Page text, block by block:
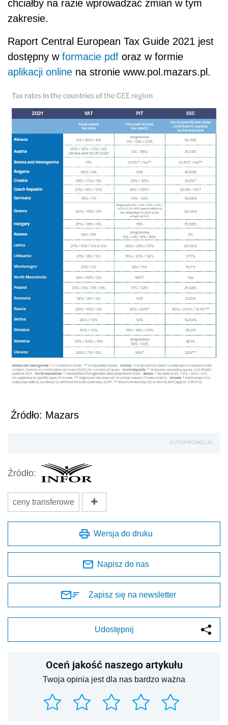
chciałby na razie wprowadzać zmian w tym
zakresie.
Raport Central European Tax Guide 2021 jest
dostępny w formacie pdf oraz w formie
aplikacji online na stronie www.pol.mazars.pl.
Źródło: Mazars
AUTOPROMOCJA
Źródło:
ceny transferowe
Wersja do druku
Napisz do nas
Zapisz się na newsletter
Udostępnij
Oceń jakość naszego artykułu
Twoja opinia jest dla nas bardzo ważna